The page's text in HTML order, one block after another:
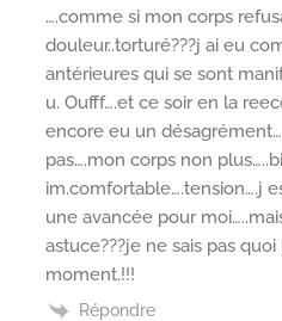
….comme si mon corps
douleur..torturé???j ai eu
antérieures qui se sont
u. Oufff….et ce soir en la
encore eu un
pas….mon corps non
im.comfortable….tension….j
une avancée pour
astuce???je ne sais pas
moment.!!!
Répondre